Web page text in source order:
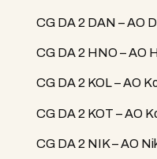
CG DA 2 DAN – AO
CG DA 2 HNO – AO
CG DA 2 KOL – AO
CG DA 2 KOT – AO
CG DA 2 NIK – AO